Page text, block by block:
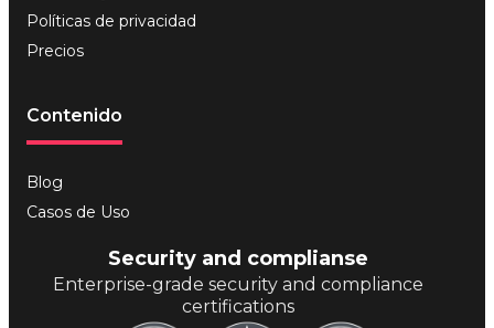
Políticas de privacidad
Precios
Contenido
Blog
Casos de Uso
Security and complianse
Enterprise-grade security and compliance
certifications